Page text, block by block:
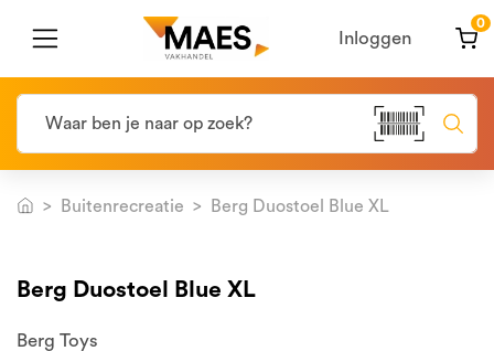
Inloggen
0
Buitenrecreatie Berg Duostoel Blue XL
Berg Duostoel Blue XL
Berg Toys